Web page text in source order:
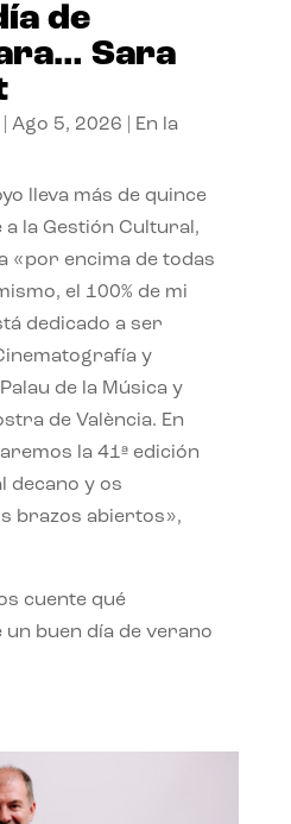
de
Sara
Ago 5, 2026
En la
lleva más de quince
a la Gestión Cultural,
«por encima de todas
el 100% de mi
dedicado a ser
y
de la Música y
de València. En
la 41ª edición
decano y os
brazos abiertos»,
cuente qué
buen día de verano